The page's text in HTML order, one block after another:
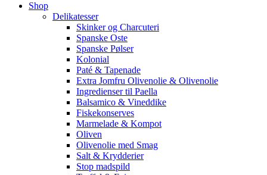
Shop
Delikatesser
Skinker og Charcuteri
Spanske Oste
Spanske Pølser
Kolonial
Paté & Tapenade
Extra Jomfru Olivenolie & Olivenolie
Ingredienser til Paella
Balsamico & Vineddike
Fiskekonserves
Marmelade & Kompot
Oliven
Olivenolie med Smag
Salt & Krydderier
Stop madspild